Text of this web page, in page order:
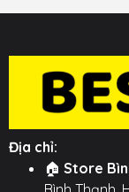
🎨Thiết
camera,
Địa chỉ:
🏠 Store